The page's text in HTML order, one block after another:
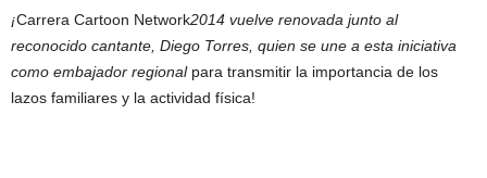
¡Carrera Cartoon Network2014 vuelve renovada junto al
reconocido cantante, Diego Torres, quien se une a esta iniciativa
como embajador regional para transmitir la importancia de los
lazos familiares y la actividad física!